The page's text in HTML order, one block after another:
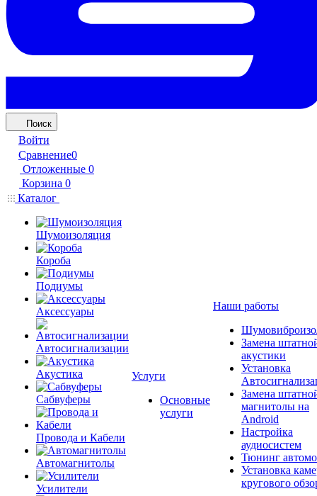
Поиск
Войти
Сравнение0
Отложенные 0
Корзина 0
Каталог
Шумоизоляция
Короба
Подиумы
Аксессуары
Автосигнализации
Акустика
Сабвуферы
Провода и Кабели
Автомагнитолы
Усилители
Услуги
Основные
услуги
Наши работы
Замена
акустики
Установка
Замена
магнитолы на
Android
Настройка
аудиосистем
Тюнинг
Установка
кругового